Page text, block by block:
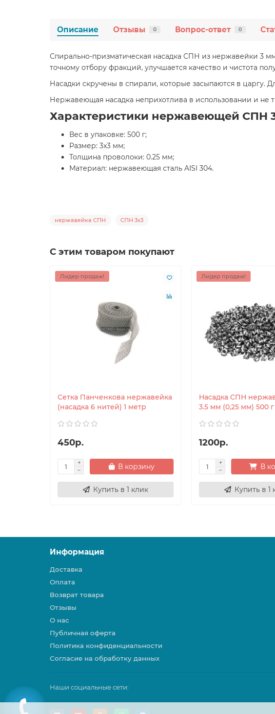
Описание Отзывы 0 Вопрос-ответ 0
Спирально-призматическая насадка СПН из нержавейки 3
точному отбору фракций, улучшается качество и чистота
Насадки скручены в спирали, которые засыпаются в царгу.
Нержавеющая насадка неприхотлива в использовании и не
Характеристики нержавеющей СПН
Вес в упаковке: 500 г;
Размер: 3x3 мм;
Толщина проволоки: 0.25 мм;
Материал: нержавеющая сталь AISI 304.
нержавейка СПН СПН 3x3
С этим товаром покупают
Лидер продаж!
Сетка Панченкова нержавейка
(насадка 6 нитей) 1 метр
450р.
В корзину
Купить в 1 клик
Лидер продаж!
Насадка СПН
3.5 мм (0,25 мм) 500 г
1200р.
В
Купить в 1
Информация
Доставка
Оплата
Возврат товара
Отзывы
О нас
Публичная оферта
Политика конфиденциальности
Согласие на обработку данных
Наши социальные сети: